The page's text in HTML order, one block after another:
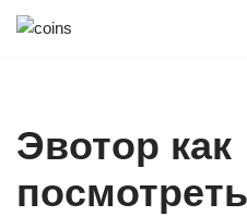
Эвотор как